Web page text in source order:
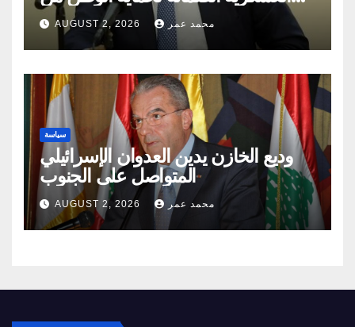
مخاطر الدّاخل والخارج
AUGUST 2, 2026 محمد عمر
سياسة
وديع الخازن يدين العدوان الإسرائيلي
المتواصل على الجنوب
AUGUST 2, 2026 محمد عمر